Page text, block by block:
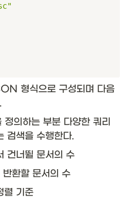
형식으로 구성되며 다음
의하는 부분 다양한 쿼리
검색을 수행한다.
건너뛸 문서의 수
환할 문서의 수
렬 기준